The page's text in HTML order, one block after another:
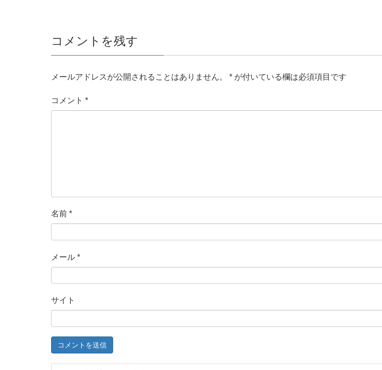
コメントを残す
メールアドレスが公開されることはありません。 * が付いている欄は必須項目です
コメント *
名前 *
メール *
サイト